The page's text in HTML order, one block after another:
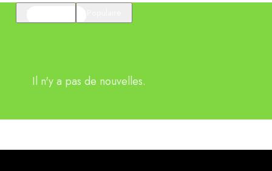
Il n'y a pas de nouvelles.